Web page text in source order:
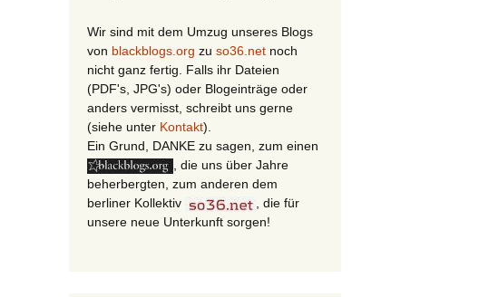
Wir sind mit dem Umzug unseres Blogs
von blackblogs.org zu so36.net noch
nicht ganz fertig. Falls ihr Dateien
(PDF's, JPG's) oder Blogeinträge oder
anders vermisst, schreibt uns gerne
(siehe unter Kontakt).
Ein Grund, DANKE zu sagen, zum einen
, die uns über Jahre
beherbergten, zum anderen dem
berliner Kollektiv
, die für
unsere neue Unterkunft sorgen!